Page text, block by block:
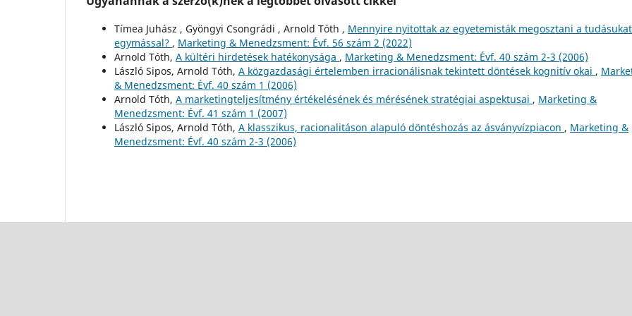
Tímea Juhász , Gyöngyi Csongrádi , Arnold Tóth , Mennyire nyitottak az egyetemisták megosztani a tudásukat
egymással? , Marketing & Menedzsment: Évf. 56 szám 2 (2022)
Arnold Tóth, A kültéri hirdetések hatékonysága , Marketing & Menedzsment: Évf. 40 szám 2-3 (2006)
László Sipos, Arnold Tóth, A közgazdasági értelemben irracionálisnak tekintett döntések kognitív okai ,
& Menedzsment: Évf. 40 szám 1 (2006)
Arnold Tóth, A marketingteljesítmény értékelésének és mérésének stratégiai aspektusai , Marketing &
Menedzsment: Évf. 41 szám 1 (2007)
László Sipos, Arnold Tóth, A klasszikus, racionalitáson alapuló döntéshozás az ásványvízpiacon , Marketing &
Menedzsment: Évf. 40 szám 2-3 (2006)